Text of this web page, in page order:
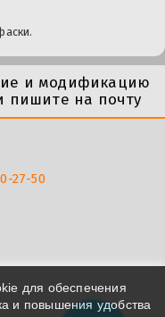
и модификацию
пишите на почту
27-50
для обеспечения
и повышения удобства